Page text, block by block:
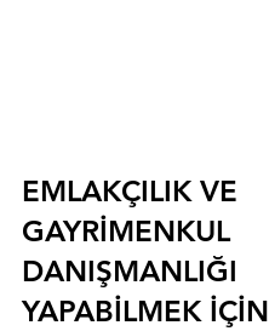
EMLAKÇILIK VE
GAYRİMENKUL
DANIŞMANLIĞI
YAPABİLMEK İÇİN